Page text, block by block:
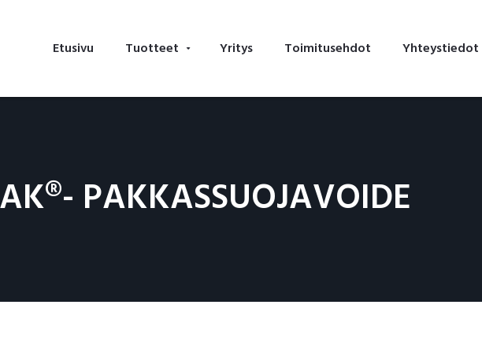
Etusivu Tuotteet Yritys Toimitusehdot Yhteystiedot
PAKKASSUOJAVOIDE